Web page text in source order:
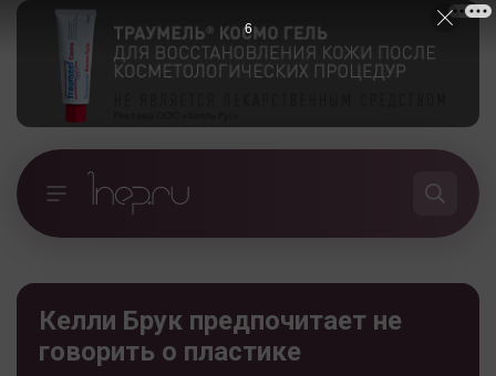
Келли Брук предпочитает не
говорить о пластике
5